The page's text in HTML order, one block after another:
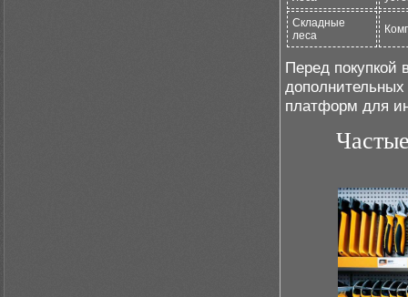
Складные
леса
Перед покупкой
платформ для